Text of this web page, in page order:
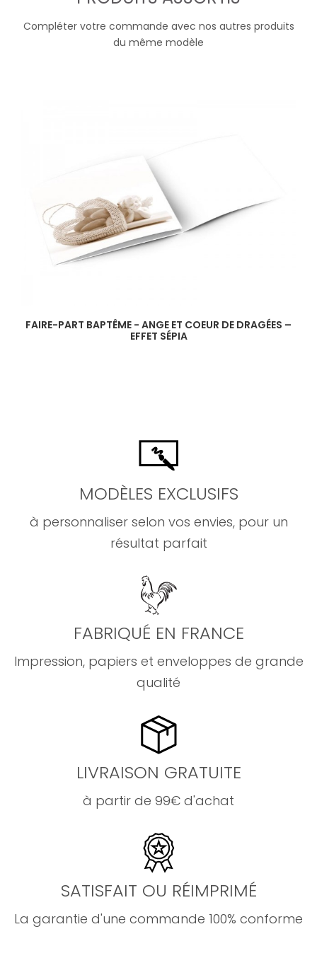
Compléter votre commande avec nos autres produits
du même modèle
FAIRE-PART BAPTÊME - ANGE ET COEUR DE DRAGÉES –
EFFET SÉPIA
MODÈLES EXCLUSIFS
à personnaliser selon vos envies, pour un
résultat parfait
FABRIQUÉ EN FRANCE
Impression, papiers et enveloppes de grande
qualité
LIVRAISON GRATUITE
à partir de 99€ d'achat
SATISFAIT OU RÉIMPRIMÉ
La garantie d'une commande 100% conforme